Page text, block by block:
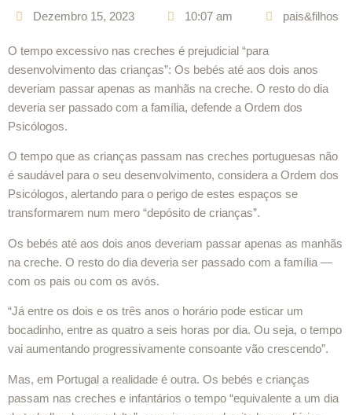
Dezembro 15, 2023 10:07 am pais&filhos
O tempo excessivo nas creches é prejudicial “para
desenvolvimento das crianças”: Os bebés até aos dois anos
deveriam passar apenas as manhãs na creche. O resto do dia
deveria ser passado com a família, defende a Ordem dos
Psicólogos.
O tempo que as crianças passam nas creches portuguesas não
é saudável para o seu desenvolvimento, considera a Ordem dos
Psicólogos, alertando para o perigo de estes espaços se
transformarem num mero “depósito de crianças”.
Os bebés até aos dois anos deveriam passar apenas as manhãs
na creche. O resto do dia deveria ser passado com a família —
com os pais ou com os avós.
“Já entre os dois e os três anos o horário pode esticar um
bocadinho, entre as quatro a seis horas por dia. Ou seja, o tempo
vai aumentando progressivamente consoante vão crescendo”.
Mas, em Portugal a realidade é outra. Os bebés e crianças
passam nas creches e infantários o tempo “equivalente a um dia